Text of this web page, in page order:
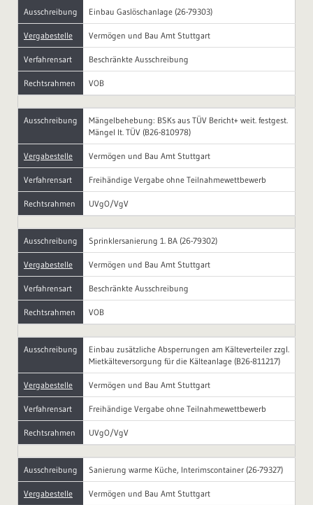
Ausschreibung Einbau Gaslöschanlage (26-79303)
Vergabestelle Vermögen und Bau Amt Stuttgart
Verfahrensart Beschränkte Ausschreibung
Rechtsrahmen VOB
Ausschreibung
Mängelbehebung: BSKs aus TÜV Bericht+ weit. festgest.
Mängel lt. TÜV (B26-810978)
Vergabestelle Vermögen und Bau Amt Stuttgart
Verfahrensart Freihändige Vergabe ohne Teilnahmewettbewerb
Rechtsrahmen UVgO/VgV
Ausschreibung Sprinklersanierung 1. BA (26-79302)
Vergabestelle Vermögen und Bau Amt Stuttgart
Verfahrensart Beschränkte Ausschreibung
Rechtsrahmen VOB
Ausschreibung
Einbau zusätzliche Absperrungen am Kälteverteiler zzgl.
Mietkälteversorgung für die Kälteanlage (B26-811217)
Vergabestelle Vermögen und Bau Amt Stuttgart
Verfahrensart Freihändige Vergabe ohne Teilnahmewettbewerb
Rechtsrahmen UVgO/VgV
Ausschreibung Sanierung warme Küche, Interimscontainer (26-79327)
Vergabestelle Vermögen und Bau Amt Stuttgart